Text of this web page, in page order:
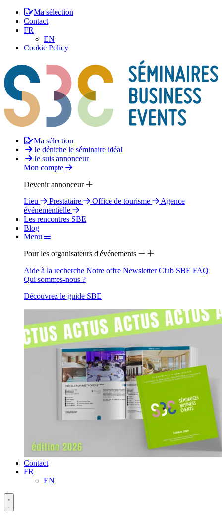
Ma sélection
Contact
FR
EN
Cookie Policy
Ma sélection
Je déniche le séminaire idéal
Je suis annonceur
Mon compte
Devenir annonceur
Lieu
Prestataire Office de tourisme
Agence
événementielle
Les rencontres SBE
Blog
Menu
Pour les organisateurs d'événements
Aide à la recherche Notre offre NewsletterClub SBE FAQ
Qui sommes-nous ?
Découvrez le guide SBE
Contact
FR
EN